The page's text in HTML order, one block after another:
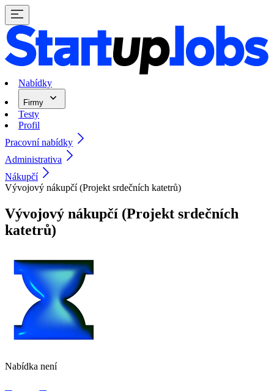
Nabídky
Firmy
Testy
Profil
Pracovní nabídky
Administrativa
Nákupčí
Vývojový nákupčí (Projekt srdečních katetrů)
Vývojový nákupčí (Projekt srdečních
katetrů)
Nabídka není